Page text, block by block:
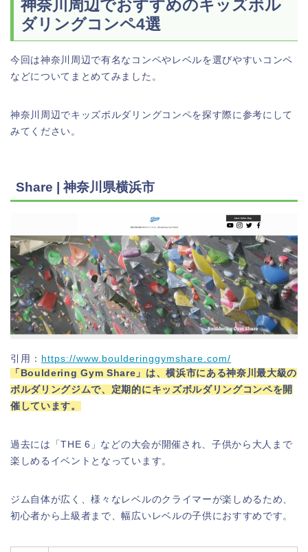
神奈川周辺でおすすめのキッズボル
ダリングコンペ4選
今回は神奈川周辺で有名なコンペやレベルを選びやすいコンペ
などについてまとめてみました。
神奈川周辺でキッズボルダリングコンペを探す際に参考にして
みてください。
Share | 神奈川県横浜市
引用： https://www.boulderinggymshare.com/
「Bouldering Gym Share」は、横浜市にある神奈川最大級の
ボルダリングジムで、定期的にキッズボルダリングコンペを開
催しています。
過去には「THE 6」などの大会が開催され、子供から大人まで
楽しめるイベントとなっています。
ジム自体が広く、様々なレベルのクライマーが楽しめるため、
初心者から上級者まで、幅広いレベルの子供におすすめです。